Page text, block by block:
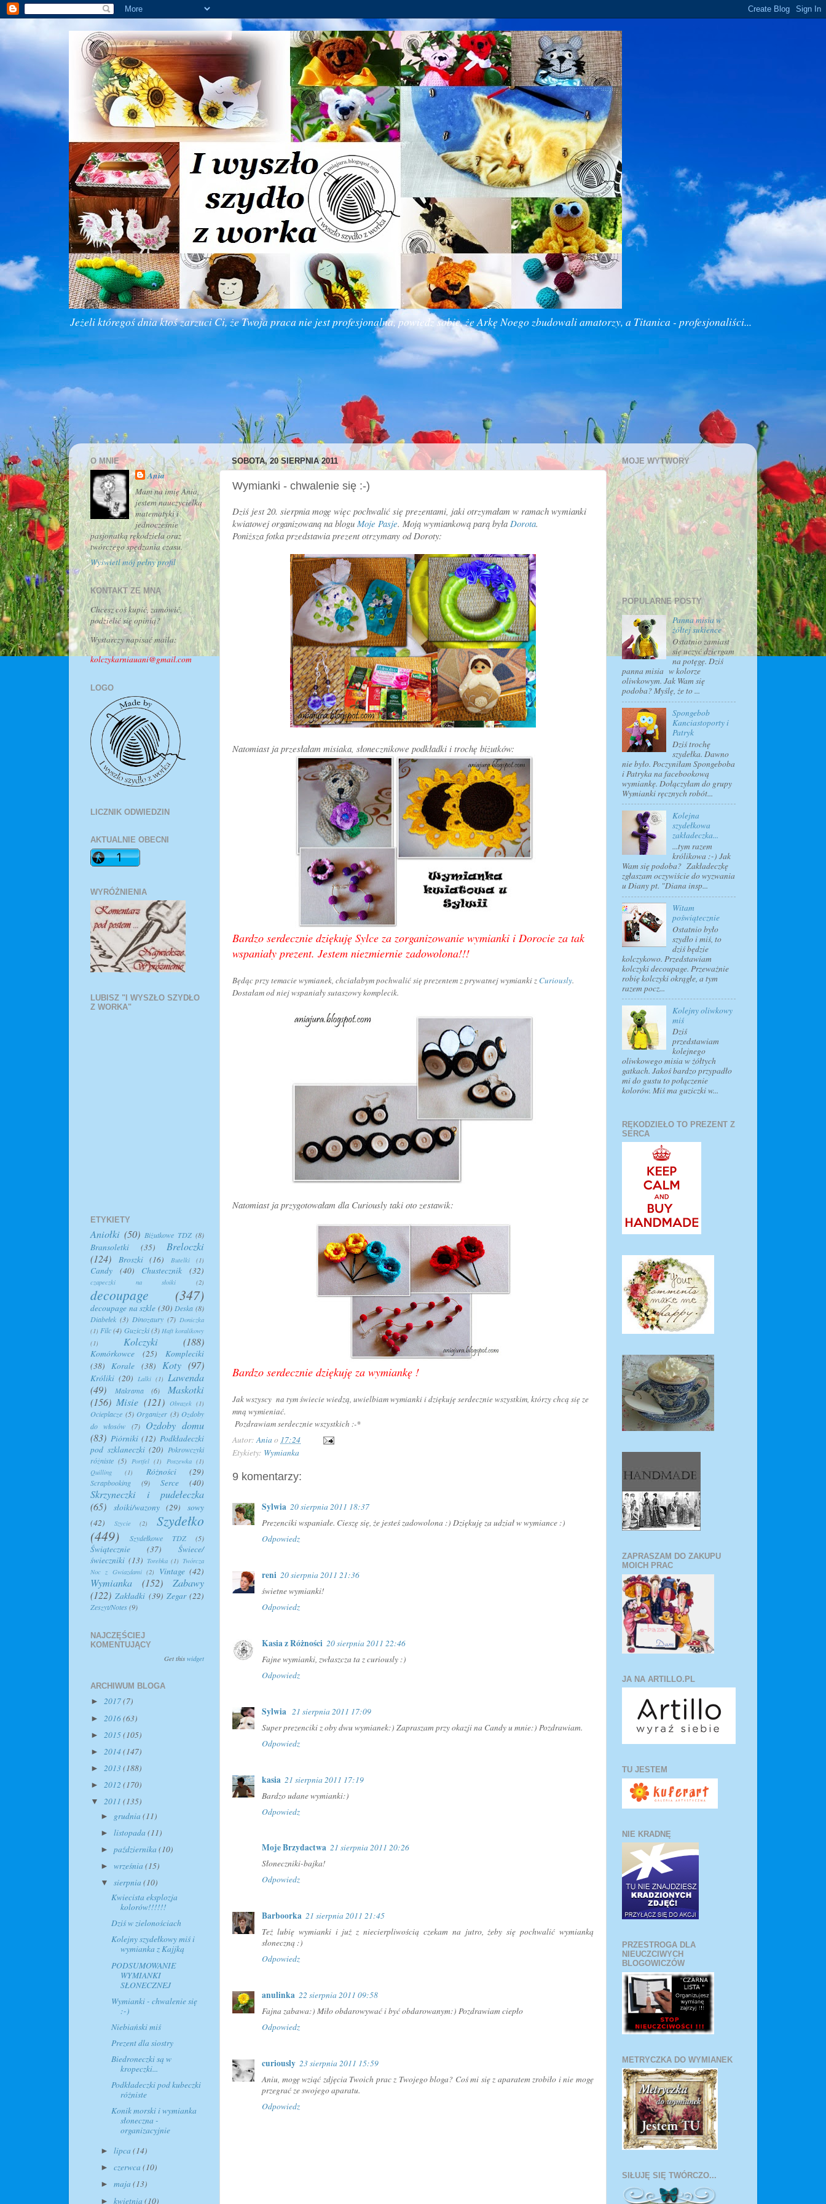
Jeżeli któregoś dnia ktoś zarzuci Ci, że Twoja praca nie jest profesjonalna, powiedz sobie, że Arkę Noego zbudowali amatorzy, a Titanica - profesjonaliści...
SOBOTA, 20 SIERPNIA 2011
Wymianki - chwalenie się :-)
Dziś jest 20. sierpnia mogę więc pochwalić się prezentami, jaki otrzymałam w ramach wymianki
kwiatowej organizowaną na blogu Moje Pasje. Moją wymiankową parą była Dorota.
Poniższa fotka przedstawia prezent otrzymany od Doroty:
Natomiast ja przesłałam misiaka, słonecznikowe podkładki i trochę biżutków:
Bardzo serdecznie dziękuję Sylce za zorganizowanie wymianki i Dorocie za tak
wspaniały prezent. Jestem niezmiernie zadowolona!!!
Będąc przy temacie wymianek, chciałabym pochwalić się prezentem z prywatnej wymianki z Curiously.
Dostałam od niej wspaniały sutaszowy komplecik.
Natomiast ja przygotowałam dla Curiously taki oto zestawik:
Bardzo serdecznie dziękuję za wymiankę !
Jak wszyscy na tym świecie wiedzą, uwielbiam wymianki i dziękuję serdecznie wszystkim, którzy chcą się ze
mną wymieniać.
Pozdrawiam serdecznie wszystkich :-*
Autor: Aniao 17:24
Etykiety: Wymianka
9 komentarzy:
Sylwia 20 sierpnia 2011 18:37
Prezenciki wspaniałe. Cieszę się, że jesteś zadowolona :) Dziękuję za udział w wymiance :)
Odpowiedz
reni 20 sierpnia 2011 21:36
świetne wymianki!
Odpowiedz
Kasia z Różności 20 sierpnia 2011 22:46
Fajne wymianki, zwłaszcza ta z curiously :)
Odpowiedz
Sylwia 21 sierpnia 2011 17:09
Super prezenciki z oby dwu wymianek:) Zapraszam przy okazji na Candy u mnie:) Pozdrawiam.
Odpowiedz
kasia 21 sierpnia 2011 17:19
Bardzo udane wymianki:)
Odpowiedz
Moje Brzydactwa 21 sierpnia 2011 20:26
Słoneczniki-bajka!
Odpowiedz
Barboorka 21 sierpnia 2011 21:45
Też lubię wymianki i już z niecierpliwością czekam na jutro, żeby się pochwalić wymianką
słoneczną :)
Odpowiedz
anulinka 22 sierpnia 2011 09:58
Fajna zabawa:) Miło obdarowywać i być obdarowanym:) Pozdrawiam ciepło
Odpowiedz
curiously 23 sierpnia 2011 15:59
Aniu, mogę wziąć zdjęcia Twoich prac z Twojego bloga? Coś mi się z aparatem zrobiło i nie mogę
przegrać ze swojego aparatu.
Odpowiedz
O MNIE
Ania
Mam na imię Ania,
jestem nauczycielką
matematyki i
jednocześnie
pasjonatką rękodzieła oraz
twórczego spędzania czasu.
Wyświetl mój pełny profil
KONTAKT ZE MNĄ
Chcesz coś kupić, zamówić,
podzielić się opinią?
Wystarczy napisać maila:
kolczykarniauani@gmail.com
LOGO
LICZNIK ODWIEDZIN
AKTUALNIE OBECNI
WYRÓŻNIENIA
LUBISZ "I WYSZŁO SZYDŁO
Z WORKA"
ETYKIETY
Aniołki (50) Biżutkowe TDZ (8)
Bransoletki (35)
Breloczki
(124)
Broszki (16) Butelki (1)
Candy (40) Chustecznik (32)
czapeczki na słoiki (2)
decoupage (347)
decoupage na szkle (30) Deska (8)
Diabełek (3) Dinozaury (7) Doniczka
(1) Filc (4) Guziczki (3) Haft koralikowy
(1)
Kolczyki (188)
Komórkowce (25)
Kompleciki
(38)
Korale (38) Koty (97)
Króliki (20) Lalki (1) Lawenda
(49)
Makrama (6)
Maskotki
(156) Misie (121) Obrazek (1)
Ocieplacze (5) Organizer (3) Ozdoby
do włosów
(7)
Ozdoby domu
(83) Piórniki (12) Podkładeczki
pod szklaneczki (20) Pokrowczyki
różniste (5) Portfel (1) Poszewka (1)
Quilling
(1) Różności (29)
Scrapbooking (9) Serce (40)
Skrzyneczki i pudełeczka
(65)
słoiki/wazony (29)
sowy
(42)
Szycie (2)
Szydełko
(449)
Szydełkowe TDZ (5)
Świątecznie (37)
Świece/
świeczniki (13) Torebka (1) Twórcza
Noc z Gwiazdami (2) Vintage (42)
Wymianka (152)
Zabawy
(122) Zakładki (39) Zegar (22)
Zeszyt/Notes(9)
NAJCZĘŚCIEJ
KOMENTUJĄCY
Get this widget
ARCHIWUM BLOGA
► 2017(7)
► 2016(63)
► 2015(105)
► 2014(147)
► 2013(188)
► 2012 (170)
▼ 2011 (135)
► grudnia(11)
►listopada(11)
►października(10)
►września(15)
▼sierpnia(10)
Kwiecista eksplozja
kolorów!!!!!!
Dziś w zielonościach
Kolejny szydełkowy miś i
wymianka z Kajjką
PODSUMOWANIE
WYMIANKI
SŁONECZNEJ
Wymianki - chwalenie się
:-)
Niebiański miś
Prezent dla siostry
Biedroneczki są w
kropeczki...
Podkładeczki pod kubeczki
różniste
Konik morski i wymianka
słoneczna -
organizacyjnie
►lipca(14)
►czerwca(10)
►maja(13)
►kwietnia(10)
MOJE WYTWORY
POPULARNE POSTY
Panna misia w
żółtej sukience
Ostatnio zamiast
się uczyć dziergam
na potęgę. Dziś
panna misia w kolorze
oliwkowym. Jak Wam się
podoba? Myślę, że to ...
Spongebob
Kanciastoporty i
Patryk
Dziś trochę
szydełka. Dawno
nie było. Poczyniłam Spongeboba
i Patryka na facebookową
wymiankę. Dołączyłam do grupy
Wymianki ręcznych robót...
Kolejna
szydełkowa
zakładeczka...
...tym razem
królikowa :-) Jak
Wam się podoba? Zakładeczkę
zgłaszam oczywiście do wyzwania
u Diany pt. "Diana insp...
Witam
poświątecznie
Ostatnio było
szydło i miś, to
dziś będzie
kolczykowo. Przedstawiam
kolczyki decoupage. Przeważnie
robię kolczyki okrągłe, a tym
razem pocz...
Kolejny oliwkowy
miś
Dziś
przedstawiam
kolejnego
oliwkowego misia w żółtych
gatkach. Jakoś bardzo przypadło
mi do gustu to połączenie
kolorów. Miś ma guziczki w...
RĘKODZIEŁO TO PREZENT Z
SERCA
ZAPRASZAM DO ZAKUPU
MOICH PRAC
JA NA ARTILLO.PL
TU JESTEM
NIE KRADNĘ
PRZESTROGA DLA
NIEUCZCIWYCH
BLOGOWICZÓW
METRYCZKA DO WYMIANEK
SIŁUJĘ SIĘ TWÓRCZO...